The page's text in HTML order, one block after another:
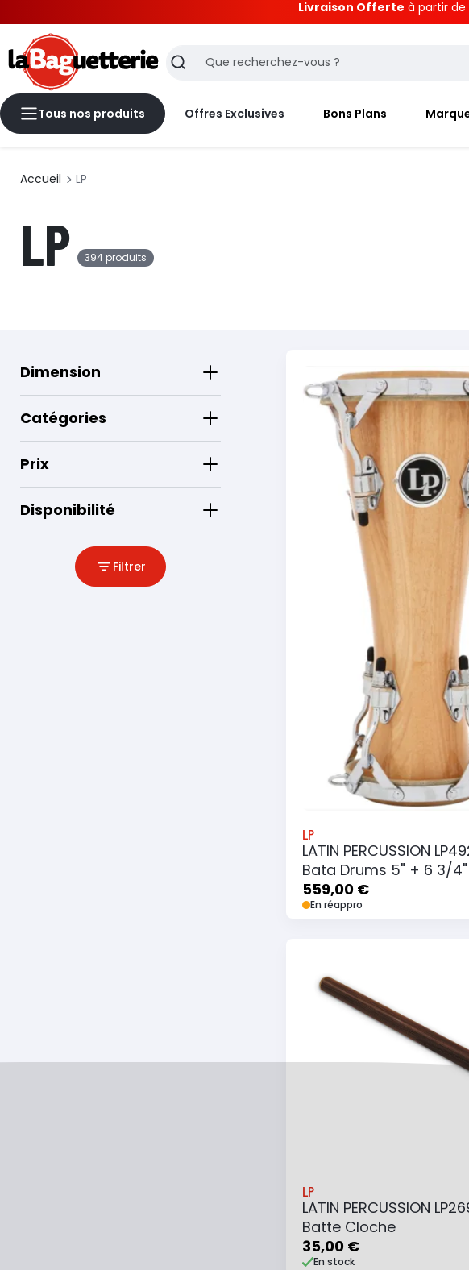
Livraison Offerte à partir de
Recherche
Tous nos produits Offres Exclusives Bons Plans
Accueil LP
LP 394 produits
Dimension
Catégories
Prix
Disponibilité
Filtrer
LP
LATIN PERCUSSION
Bata Drums 5" + 6 3/4"
Bandouliere
559,00 €
En réappro
Ajouter au panier
LP
LATIN PERCUSSION
Batte Cloche
35,00 €
En stock